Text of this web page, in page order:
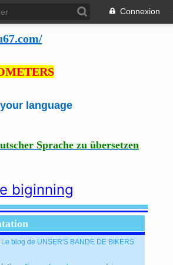
Connexion
language
Sprache zu übersetzen
biginning
Le blog de UNSER'S BANDE DE BIKERS